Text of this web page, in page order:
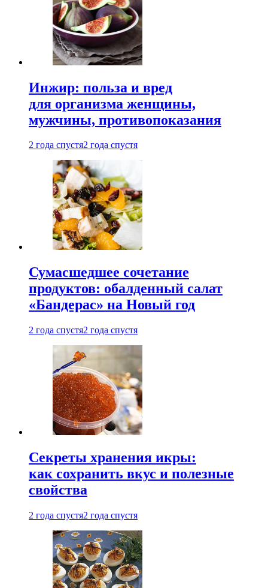
Инжир: польза и вред
для организма женщины,
мужчины, противопоказания
2 года спустя2 года спустя
Сумасшедшее сочетание
продуктов: обалденный салат
«Бандерас» на Новый год
2 года спустя2 года спустя
Секреты хранения икры:
как сохранить вкус и полезные
свойства
2 года спустя2 года спустя